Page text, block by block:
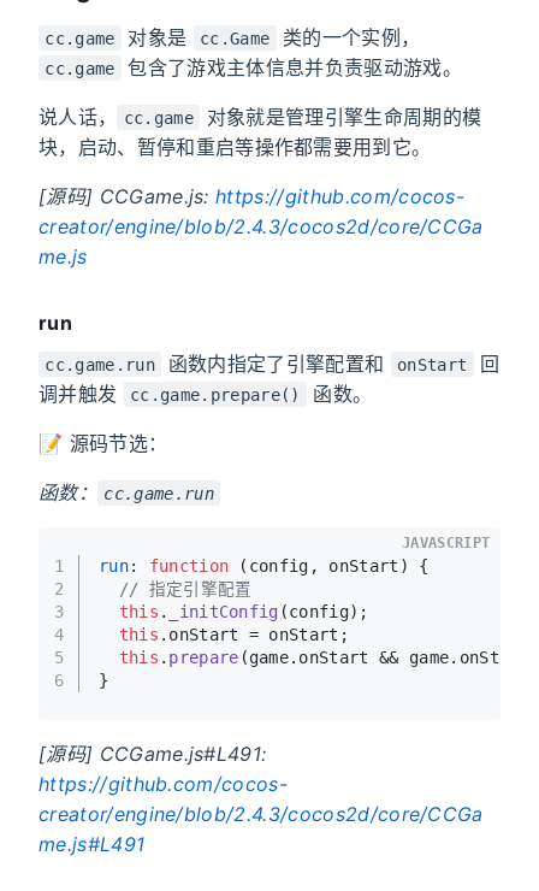
cc.game 对象是 cc.Game 类的一个实例，
cc.game 包含了游戏主体信息并负责驱动游戏。
说人话， cc.game
对象就是管理引擎生命周期的模
块，启动、暂停和重启等操作都需要用到它。
[源码] CCGame.js:https://github.com/cocos-
creator/engine/blob/2.4.3/cocos2d/core/CCGa
me.js
run
cc.game.run 函数内指定了引擎配置和 onStart
回
调并触发
cc.game.prepare() 函数。
📝 源码节选：
函数： cc.game.run
1
2
3
4
5
6
run: function ( config, onStart ) {
// 指定引擎配置
this . _initConfig (config);
this . onStart = onStart;
this . prepare (game. onStart && game. onStart
}
JAVASCRIPT
[源码] CCGame.js#L491:
https://github.com/cocos-
creator/engine/blob/2.4.3/cocos2d/core/CCGa
me.js#L491